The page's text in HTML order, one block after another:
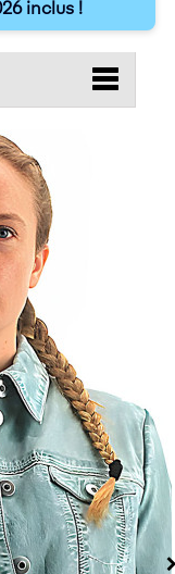
inclus !